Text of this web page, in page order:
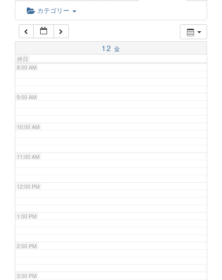
カテゴリー
12 金
終日
6:00 AM
7:00 AM
8:00 AM
9:00 AM
10:00 AM
11:00 AM
12:00 PM
1:00 PM
2:00 PM
3:00 PM